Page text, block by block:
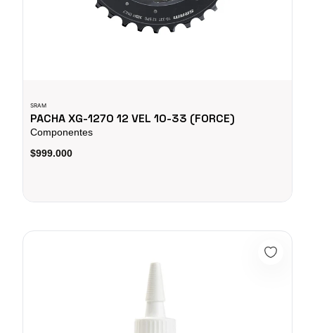
SRAM
PACHA XG-1270 12 VEL 10-33 (FORCE)
Componentes
$999.000
180046 JOES ROAD LEADER SEALANT 60ML